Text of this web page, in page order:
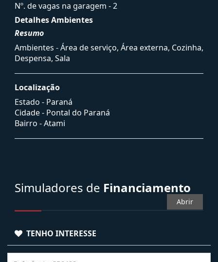
Nº. de vagas na garagem - 2
Detalhes Ambientes
Resumo
Ambientes - Área de serviço, Área externa, Cozinha,
Despensa, Sala
Localização
Estado - Paraná
Cidade - Pontal do Paraná
Bairro -Atami
Simuladores de Financiamento
Abrir
TENHO INTERESSE